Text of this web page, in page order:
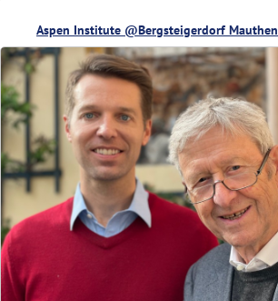
Aspen Institute @Bergsteigerdorf Mauthen